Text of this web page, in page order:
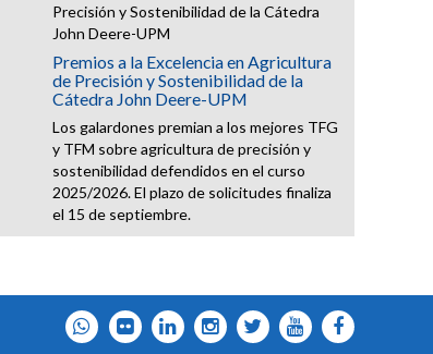
Premios a la Excelencia en Agricultura
de Precisión y Sostenibilidad de la
Cátedra John Deere-UPM
Los galardones premian a los mejores TFG
y TFM sobre agricultura de precisión y
sostenibilidad defendidos en el curso
2025/2026. El plazo de solicitudes finaliza
el 15 de septiembre.